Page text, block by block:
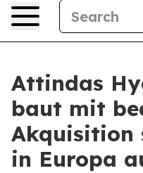
Attindas
baut mit
Akquisition
in Europa